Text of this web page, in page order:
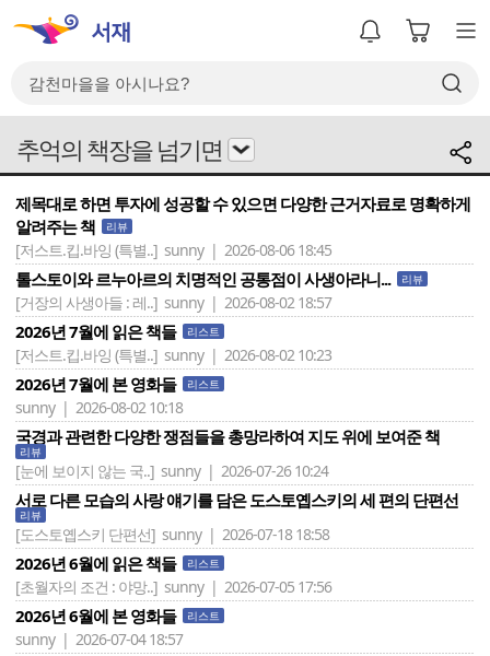
추억의 책장을 넘기면
제목대로 하면 투자에 성공할 수 있으면 다양한 근거자료로 명확하게
알려주는 책
리뷰
[저스트.킵.바잉 (특별..] sunny | 2026-08-06 18:45
톨스토이와 르누아르의 치명적인 공통점이 사생아라니... 리뷰
[거장의 사생아들 : 레..] sunny | 2026-08-02 18:57
2026년 7월에 읽은 책들 리스트
[저스트.킵.바잉 (특별..] sunny | 2026-08-02 10:23
2026년 7월에 본 영화들 리스트
sunny | 2026-08-02 10:18
국경과 관련한 다양한 쟁점들을 총망라하여 지도 위에 보여준 책
리뷰
[눈에 보이지 않는 국..] sunny | 2026-07-26 10:24
서로 다른 모습의 사랑 얘기를 담은 도스토옙스키의 세 편의 단편선
리뷰
[도스토옙스키 단편선] sunny | 2026-07-18 18:58
2026년 6월에 읽은 책들 리스트
[초월자의 조건 : 야망..] sunny | 2026-07-05 17:56
2026년 6월에 본 영화들 리스트
sunny | 2026-07-04 18:57